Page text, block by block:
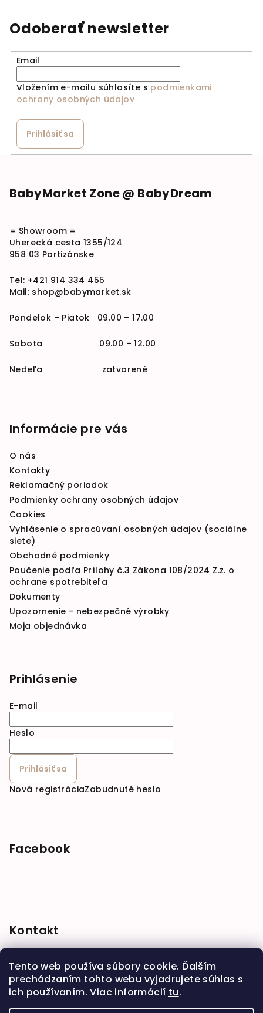
Tento web používa súbory cookie. Ďalším
prechádzaním tohto webu vyjadrujete súhlas s
ich používaním. Viac informácií tu.
Odoberať newsletter
Email
Vložením e-mailu súhlasíte s podmienkami
ochrany osobných údajov
Prihlásiť sa
BabyMarket Zone @ BabyDream
= Showroom =
Uherecká cesta 1355/124
958 03 Partizánske
Tel: +421 914 334 455
Mail: shop@babymarket.sk
Pondelok – Piatok 09.00 – 17.00
Sobota 09.00 – 12.00
Nedeľa zatvorené
Informácie pre vás
O nás
Kontakty
Reklamačný poriadok
Podmienky ochrany osobných údajov
Cookies
Vyhlásenie o spracúvaní osobných údajov (sociálne
siete)
Obchodné podmienky
Poučenie podľa Prílohy č.3 Zákona 108/2024 Z.z. o
ochrane spotrebiteľa
Dokumenty
Upozornenie - nebezpečné výrobky
Moja objednávka
Prihlásenie
E-mail
Heslo
Prihlásiť sa
Nová registráciaZabudnuté heslo
Facebook
Kontakt
shop @babymarket.sk
+421 914 334 455